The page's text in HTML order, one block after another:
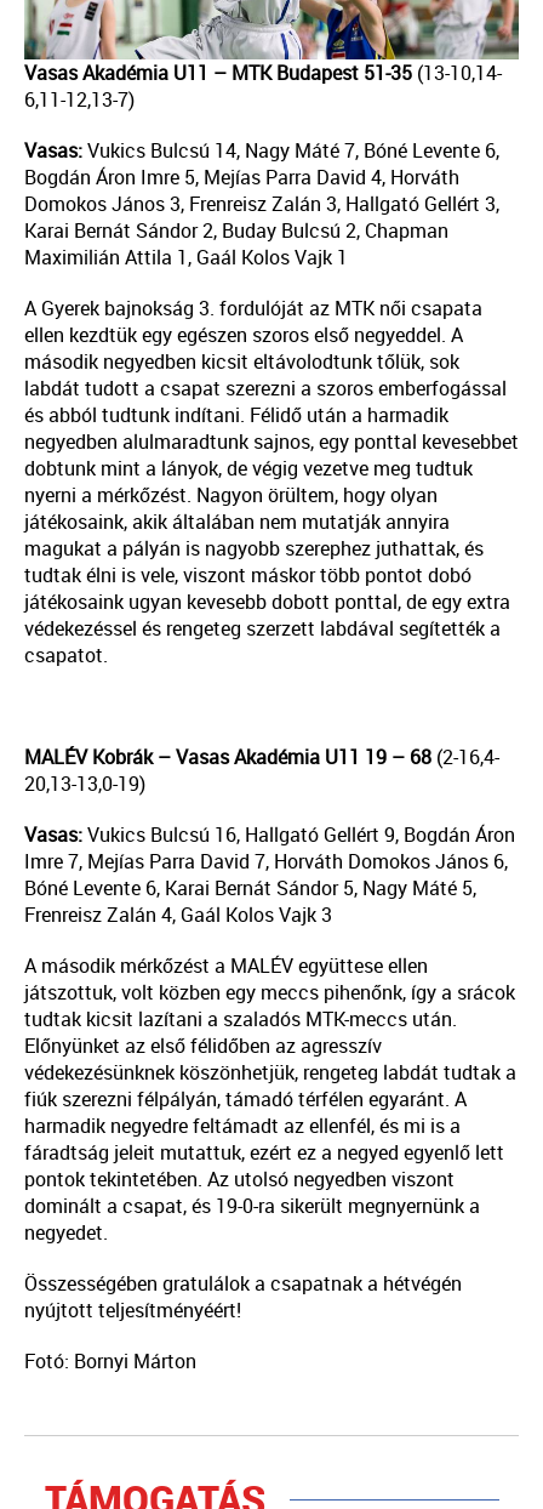
Vasas Akadémia U11 – MTK Budapest 51-35 (13-10,14-
6,11-12,13-7)
Vasas:Vukics Bulcsú 14, Nagy Máté 7, Bóné Levente 6,
Bogdán Áron Imre 5, Mejías Parra David 4, Horváth
Domokos János 3, Frenreisz Zalán 3, Hallgató Gellért 3,
Karai Bernát Sándor 2, Buday Bulcsú 2, Chapman
Maximilián Attila 1, Gaál Kolos Vajk 1
A Gyerek bajnokság 3. fordulóját az MTK női csapata
ellen kezdtük egy egészen szoros első negyeddel. A
második negyedben kicsit eltávolodtunk tőlük, sok
labdát tudott a csapat szerezni a szoros emberfogással
és abból tudtunk indítani. Félidő után a harmadik
negyedben alulmaradtunk sajnos, egy ponttal kevesebbet
dobtunk mint a lányok, de végig vezetve meg tudtuk
nyerni a mérkőzést. Nagyon örültem, hogy olyan
játékosaink, akik általában nem mutatják annyira
magukat a pályán is nagyobb szerephez juthattak, és
tudtak élni is vele, viszont máskor több pontot dobó
játékosaink ugyan kevesebb dobott ponttal, de egy extra
védekezéssel és rengeteg szerzett labdával segítették a
csapatot.
MALÉV Kobrák – Vasas Akadémia U11 19 – 68 (2-16,4-
20,13-13,0-19)
Vasas:Vukics Bulcsú 16, Hallgató Gellért 9, Bogdán Áron
Imre 7, Mejías Parra David 7, Horváth Domokos János 6,
Bóné Levente 6, Karai Bernát Sándor 5, Nagy Máté 5,
Frenreisz Zalán 4, Gaál Kolos Vajk 3
A második mérkőzést a MALÉV együttese ellen
játszottuk, volt közben egy meccs pihenőnk, így a srácok
tudtak kicsit lazítani a szaladós MTK-meccs után.
Előnyünket az első félidőben az agresszív
védekezésünknek köszönhetjük, rengeteg labdát tudtak a
fiúk szerezni félpályán, támadó térfélen egyaránt. A
harmadik negyedre feltámadt az ellenfél, és mi is a
fáradtság jeleit mutattuk, ezért ez a negyed egyenlő lett
pontok tekintetében. Az utolsó negyedben viszont
dominált a csapat, és 19-0-ra sikerült megnyernünk a
negyedet.
Összességében gratulálok a csapatnak a hétvégén
nyújtott teljesítményéért!
Fotó: Bornyi Márton